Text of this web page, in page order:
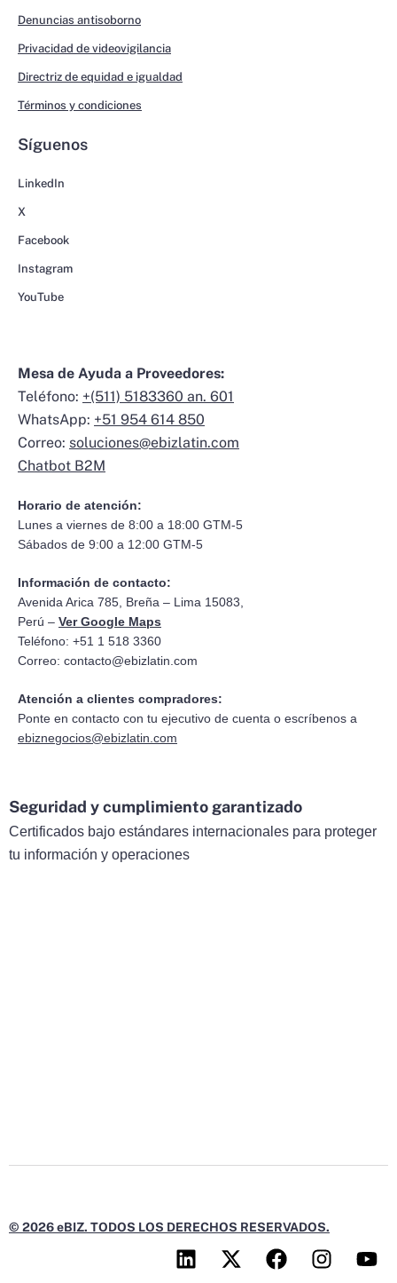
Denuncias antisoborno
Privacidad de videovigilancia
Directriz de equidad e igualdad
Términos y condiciones
Síguenos
LinkedIn
X
Facebook
Instagram
YouTube
Mesa de Ayuda a Proveedores:
Teléfono: +(511) 5183360 an. 601
WhatsApp: +51 954 614 850
Correo: soluciones@ebizlatin.com
Chatbot B2M
Horario de atención:
Lunes a viernes de 8:00 a 18:00 GTM-5
Sábados de 9:00 a 12:00 GTM-5
Información de contacto:
Avenida Arica 785, Breña – Lima 15083,
Perú – Ver Google Maps
Teléfono: +51 1 518 3360
Correo: contacto@ebizlatin.com
Atención a clientes compradores:
Ponte en contacto con tu ejecutivo de cuenta o escríbenos a
ebiznegocios@ebizlatin.com
Seguridad y cumplimiento garantizado
Certificados bajo estándares internacionales para proteger
tu información y operaciones
© 2026 eBIZ. TODOS LOS DERECHOS RESERVADOS.
L
i
X
-
F
a
I
n
Y
o